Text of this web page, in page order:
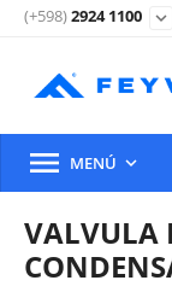
(+598)2924 1100 expand_more
 MENÚ 
VALVULA